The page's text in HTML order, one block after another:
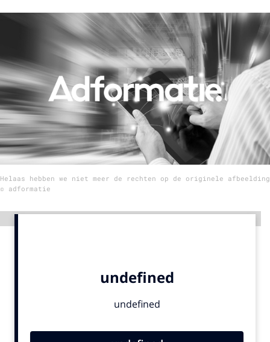
Menu
Home
9 sept: GenAI-training
12 nov: MarketingLive!
Adverteren
Events
Helaas hebben we niet meer de rechten op de originele afbeelding
© adformatie